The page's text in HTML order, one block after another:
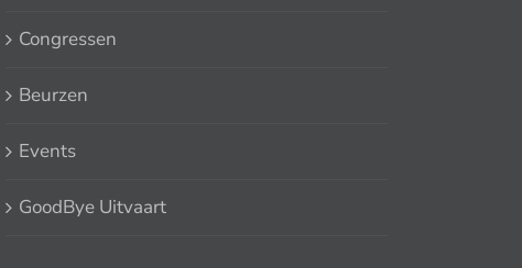
Congressen
Beurzen
Events
GoodBye Uitvaart